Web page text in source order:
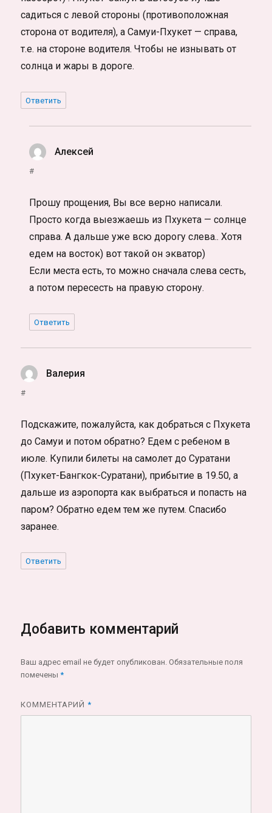
садиться с левой стороны (противоположная
сторона от водителя), а Самуи-Пхукет — справа,
т.е. на стороне водителя. Чтобы не изнывать от
солнца и жары в дороге.
Ответить
Алексей
#
Прошу прощения, Вы все верно написали.
Просто когда выезжаешь из Пхукета — солнце
справа. А дальше уже всю дорогу слева.. Хотя
едем на восток) вот такой он экватор)
Если места есть, то можно сначала слева сесть,
а потом пересесть на правую сторону.
Ответить
Валерия
#
Подскажите, пожалуйста, как добраться с Пхукета
до Самуи и потом обратно? Едем с ребеном в
июле. Купили билеты на самолет до Суратани
(Пхукет-Бангкок-Суратани), прибытие в 19.50, а
дальше из аэропорта как выбраться и попасть на
паром? Обратно едем тем же путем. Спасибо
заранее.
Ответить
Добавить комментарий
Ваш адрес email не будет опубликован. Обязательные поля
помечены*
КОММЕНТАРИЙ*